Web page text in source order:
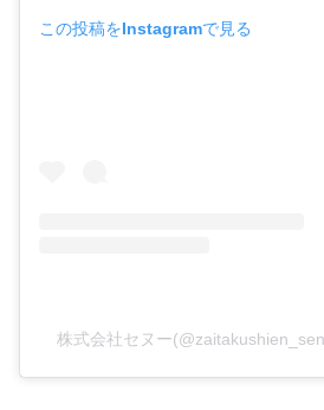
この投稿をInstagramで見る
株式会社セヌー